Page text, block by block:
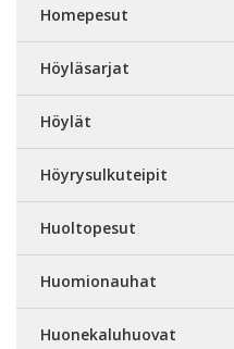
Homepesut
Höyläsarjat
Höylät
Höyrysulkuteipit
Huoltopesut
Huomionauhat
Huonekaluhuovat